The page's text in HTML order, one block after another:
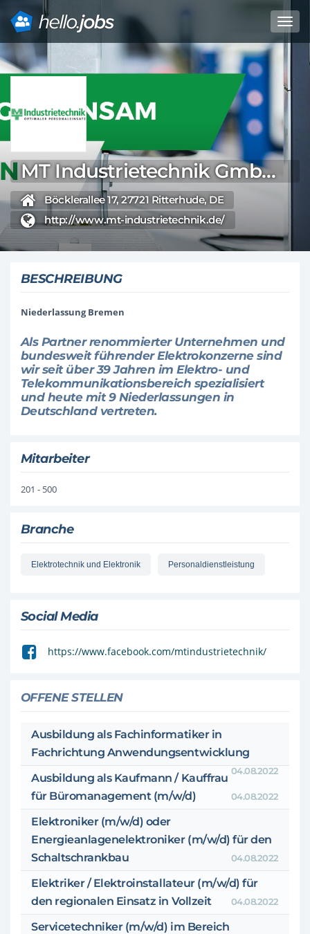
Direkt
zum
MT Industrietechnik GmbH & Co. KG
Böcklerallee 17, 27721 Ritterhude, DE
http://www.mt-industrietechnik.de/
BESCHREIBUNG
Niederlassung Bremen
Als Partner renommierter Unternehmen und
bundesweit führender Elektrokonzerne sind
wir seit über 39 Jahren im Elektro- und
Telekommunikationsbereich spezialisiert
und heute mit 9 Niederlassungen in
Deutschland vertreten.
Mitarbeiter
201 - 500
Branche
Elektrotechnik und Elektronik Personaldienstleistung
Social Media
https://www.facebook.com/mtindustrietechnik/
OFFENE STELLEN
Ausbildung als Fachinformatiker in
Fachrichtung Anwendungsentwicklung
04.08.2022
Ausbildung als Kaufmann / Kauffrau
für Büromanagement (m/w/d)
04.08.2022
Elektroniker (m/w/d) oder
Energieanlagenelektroniker (m/w/d) für den
Schaltschrankbau
04.08.2022
Elektriker / Elektroinstallateur (m/w/d) für
den regionalen Einsatz in Vollzeit
04.08.2022
Servicetechniker (m/w/d) im Bereich